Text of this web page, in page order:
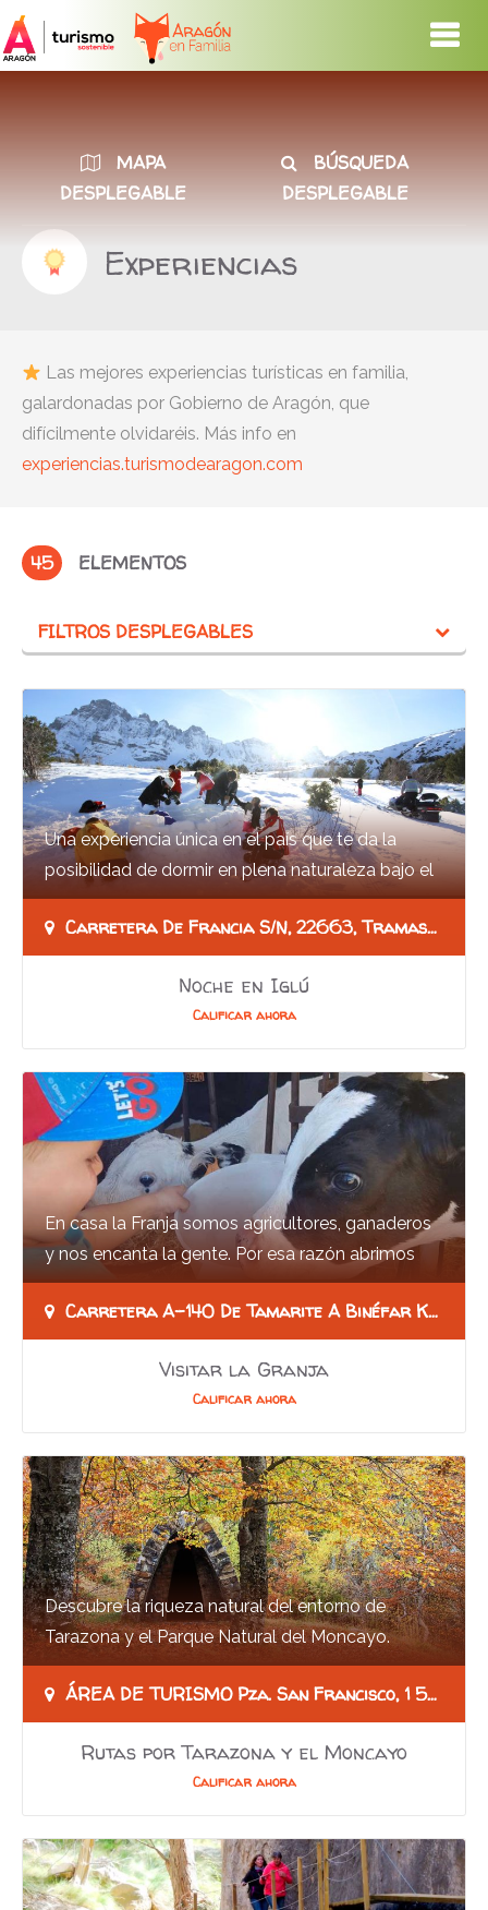
MAPA
DESPLEGABLE
BÚSQUEDA
DESPLEGABLE
Experiencias
Las mejores experiencias turísticas en familia,
galardonadas por Gobierno de Aragón, que
difícilmente olvidaréis. Más info en
experiencias.turismodearagon.com
45 ELEMENTOS
FILTROS DESPLEGABLES
Una experiencia única en el país que te da la
posibilidad de dormir en plena naturaleza bajo el
cielo estrellado del Pirineo en invierno.…
Carretera De Francia S/n, 22663, Tramastilla De Tena, Huesca
Noche en Iglú
Calificar ahora
En casa la Franja somos agricultores, ganaderos
y nos encanta la gente. Por esa razón abrimos
nuestra casa a todo aquel que quiere conocer…
Carretera A-140 De Tamarite A Binéfar Km 15,5. 22550, Tamarite De Litera (Huesca)
Visitar la Granja
Calificar ahora
Descubre la riqueza natural del entorno de
Tarazona y el Parque Natural del Moncayo.
Sorpréndete con los hayedos, encinares,
robledales y…
ÁREA DE TURISMO Pza. San Francisco, 1 50500, Tarazona (Zaragoza)
Rutas por Tarazona y el Moncayo
Calificar ahora